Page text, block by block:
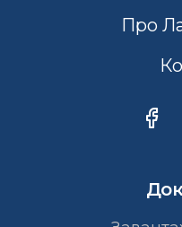
Про